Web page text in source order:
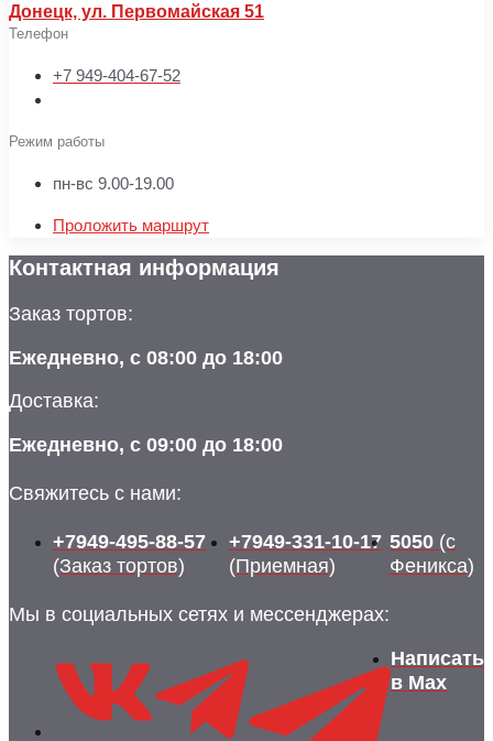
Донецк, ул. Первомайская 51
Телефон
+7 949-404-67-52
Режим работы
пн-вс 9.00-19.00
Проложить маршрут
Контактная информация
Заказ тортов:
Ежедневно, с 08:00 до 18:00
Доставка:
Ежедневно, с 09:00 до 18:00
Свяжитесь с нами:
+7949-495-88-57
(Заказ тортов)
+7949-331-10-17
(Приемная)
5050 (с
Феникса)
Мы в социальных сетях и мессенджерах:
Написать
в Max